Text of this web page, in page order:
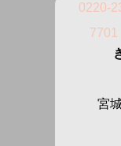
0220-
7701
宮